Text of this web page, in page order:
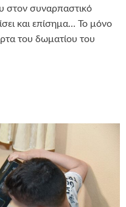
στον συναρπαστικό
και επίσημα… Το μόνο
του δωματίου του